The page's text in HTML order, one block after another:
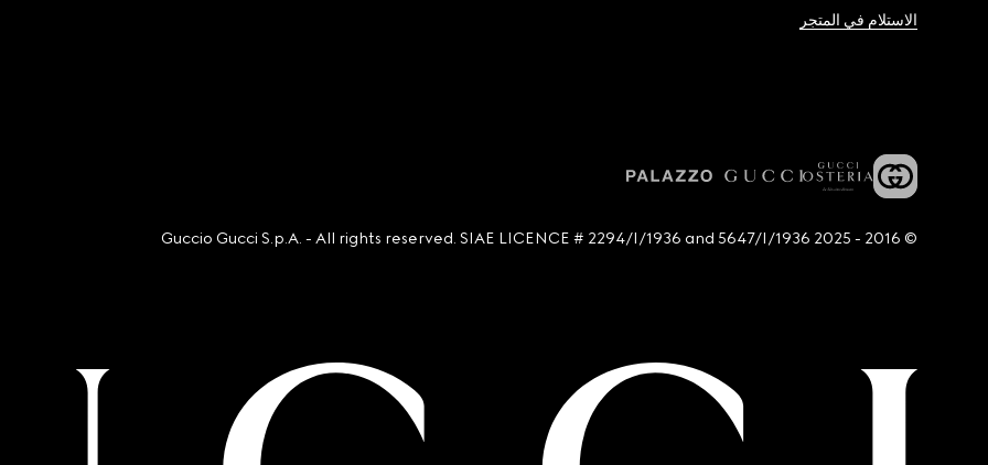
الاستلام في المتجر
© 2016 - 2025 Guccio Gucci S.p.A. - All rights reserved. SIAE LICENCE # 2294/I/1936 and 5647/I/1936